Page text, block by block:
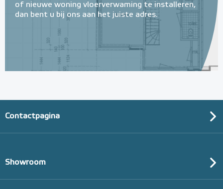
Multifunctionele contactlijm
€ 20,07
€ 9,25
of nieuwe woning vloerverwaming te installeren,
dan bent u bij ons aan het juiste adres.
Contactpagina
Showroom